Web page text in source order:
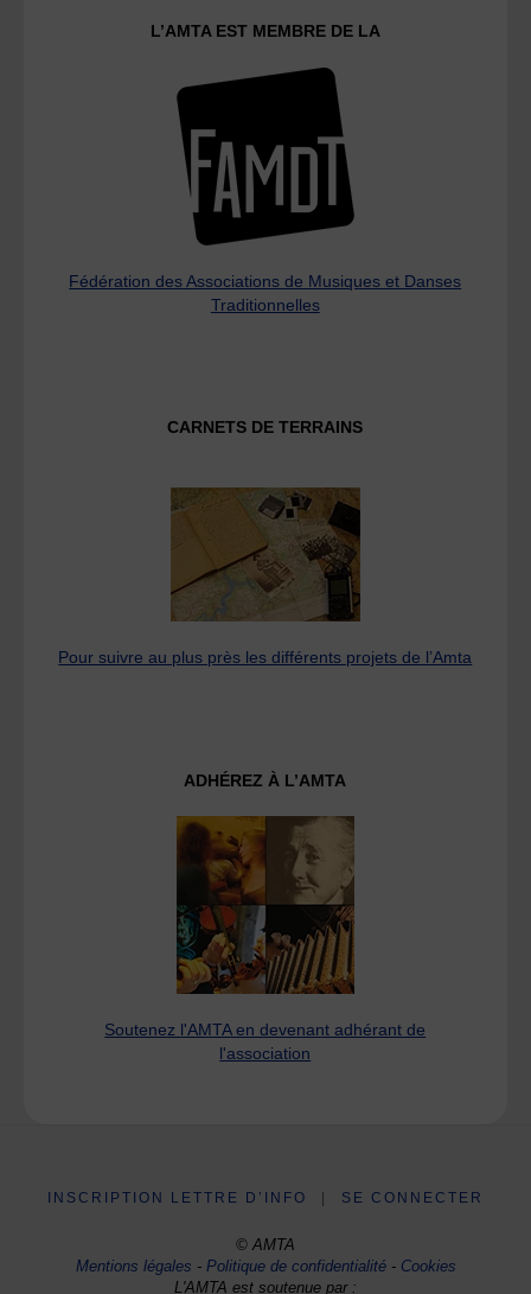
L’AMTA EST MEMBRE DE LA
Fédération des Associations de Musiques et Danses
Traditionnelles
CARNETS DE TERRAINS
Pour suivre au plus près les différents projets de l’Amta
ADHÉREZ À L’AMTA
Soutenez l'AMTA en devenant adhérant de
l'association
INSCRIPTION LETTRE D’INFO SE CONNECTER
© AMTA
Mentions légales -Politique de confidentialité- Cookies
L'AMTA est soutenue par :